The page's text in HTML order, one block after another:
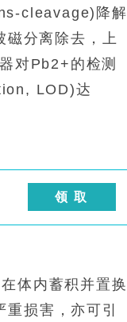
cleavage)降解
分离除去，上
对Pb2+的检测
LOD)达
领 取
体内蓄积并置换
损害，亦可引